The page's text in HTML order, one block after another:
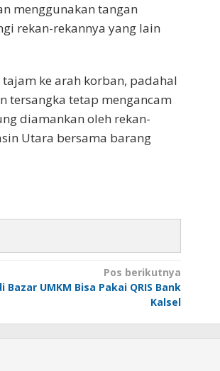
menggunakan tangan
rekan-rekannya yang lain
ke arah korban, padahal
tersangka tetap mengancam
diamankan oleh rekan-
Utara bersama barang
Pos berikutnya
Bazar UMKM Bisa Pakai QRIS Bank
Kalsel